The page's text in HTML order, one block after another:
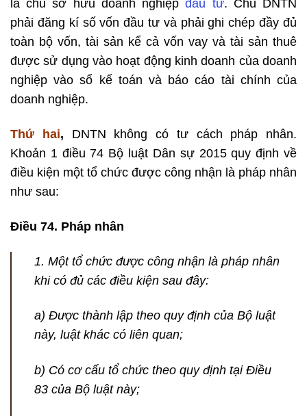
là chủ sở hữu doanh nghiệpđầu tư. Chủ DNTN
phải đăng kí số vốn đầu tư và phải ghi chép đầy đủ
toàn bộ vốn, tài sản kể cả vốn vay và tài sản thuê
được sử dụng vào hoạt động kinh doanh của doanh
nghiệp vào sổ kế toán và báo cáo tài chính của
doanh nghiệp.
Thứ hai, DNTN không có tư cách pháp nhân.
Khoản 1 điều 74 Bộ luật Dân sự 2015 quy định về
điều kiện một tổ chức được công nhận là pháp nhân
như sau:
Điều 74. Pháp nhân
1. Một tổ chức được công nhận là pháp nhân
khi có đủ các điều kiện sau đây:
a) Được thành lập theo quy định của Bộ luật
này, luật khác có liên quan;
b) Có cơ cấu tổ chức theo quy định tại Điều
83 của Bộ luật này;